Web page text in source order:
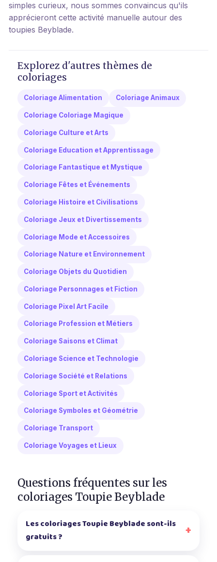
simples curieux, nous sommes convaincus qu'ils
apprécieront cette activité manuelle autour des
toupies Beyblade.
Explorez d'autres thèmes de
coloriages
Coloriage Alimentation Coloriage Animaux
Coloriage Coloriage Magique
Coloriage Culture et Arts
Coloriage Education et Apprentissage
Coloriage Fantastique et Mystique
Coloriage Fêtes et Événements
Coloriage Histoire et Civilisations
Coloriage Jeux et Divertissements
Coloriage Mode et Accessoires
Coloriage Nature et Environnement
Coloriage Objets du Quotidien
Coloriage Personnages et Fiction
Coloriage Pixel Art Facile
Coloriage Profession et Métiers
Coloriage Saisons et Climat
Coloriage Science et Technologie
Coloriage Société et Relations
Coloriage Sport et Activités
Coloriage Symboles et Géométrie
Coloriage Transport
Coloriage Voyages et Lieux
Questions fréquentes sur les
coloriages Toupie Beyblade
Les coloriages Toupie Beyblade sont-ils
gratuits ?